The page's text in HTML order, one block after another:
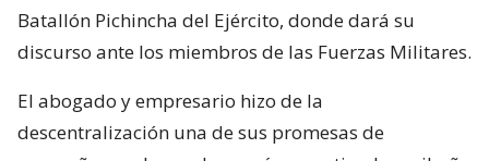
Batallón Pichincha del Ejército, donde dará su
discurso ante los miembros de las Fuerzas Militares.
El abogado y empresario hizo de la
descentralización una de sus promesas de